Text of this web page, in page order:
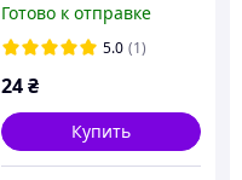
Готово к отправке
5.0 (1)
24 ₴
Купить